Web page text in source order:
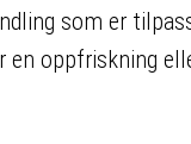
som er
en oppfriskning